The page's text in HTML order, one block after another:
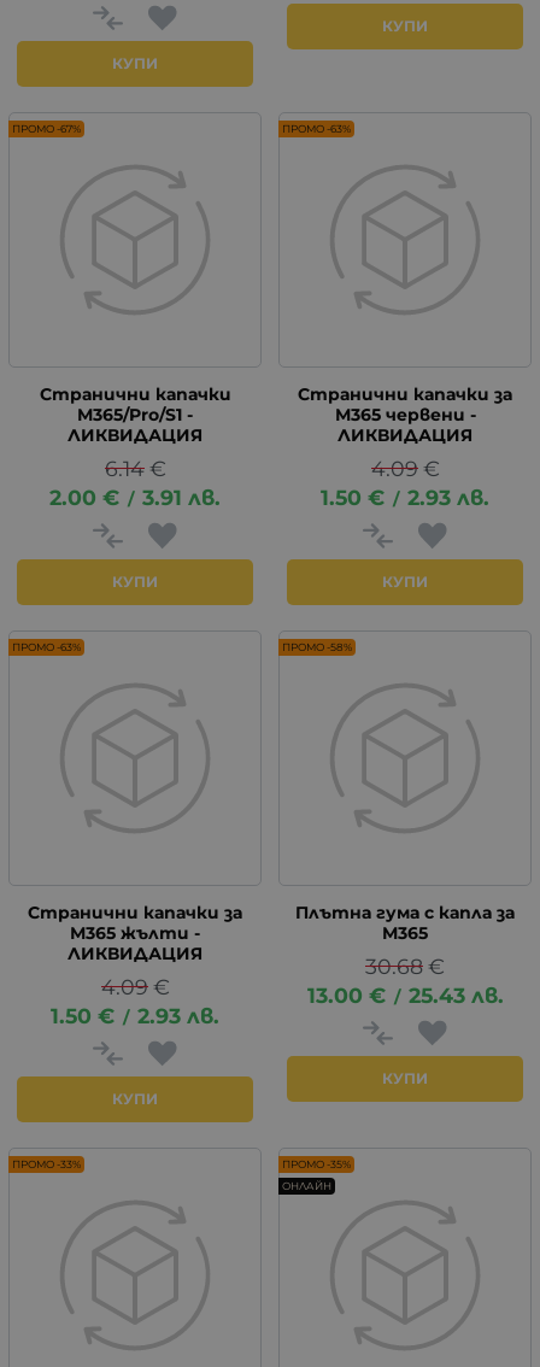
КУПИ
КУПИ
Странични капачки
М365/Pro/S1 -
ЛИКВИДАЦИЯ
6.14 €
2.00 € / 3.91 лв.
КУПИ
ПРОМО -67%
Странични капачки за
М365 червени -
ЛИКВИДАЦИЯ
4.09 €
1.50 € / 2.93 лв.
КУПИ
ПРОМО -63%
Странични капачки за
М365 жълти -
ЛИКВИДАЦИЯ
4.09 €
1.50 € / 2.93 лв.
КУПИ
ПРОМО -63%
Плътна гума с капла за
М365
30.68€
13.00 € / 25.43 лв.
КУПИ
ПРОМО -58%
ПРОМО -33%
ПРОМО -35%
ОНЛАЙН